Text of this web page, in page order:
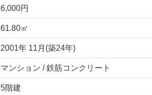
6,000円
61.80㎡
2001年 11月(築24年)
マンション / 鉄筋コンクリート
5階建